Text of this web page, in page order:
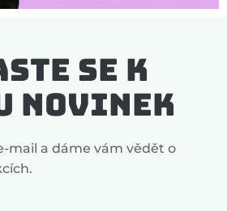
se k
novinek
mail a dáme vám vědět o